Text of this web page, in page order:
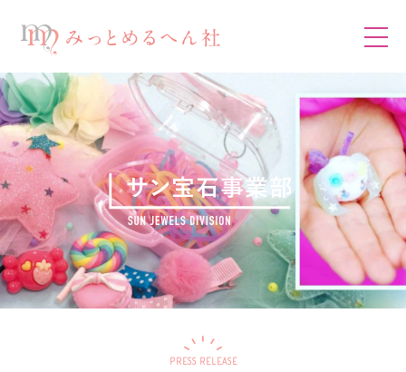
PRESS RELEASE